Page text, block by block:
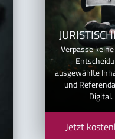
Verpasse
ausgewählte
und
Jetzt